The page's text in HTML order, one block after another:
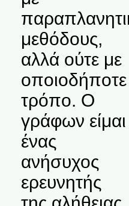
μεθόδους,
αλλά ούτε με
οποιοδήποτε
τρόπο. Ο
γράφων είμαι
ένας
ανήσυχος
ερευνητής